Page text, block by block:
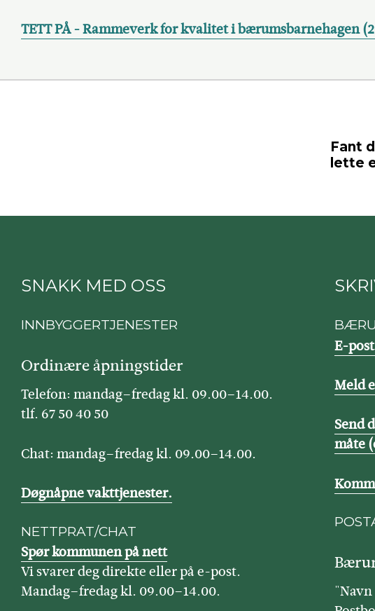
TETT PÅ - Rammeverk for kvalitet i bærumsbarnehagen
Fant
lette
SNAKK MED OSS
INNBYGGERTJENESTER
Ordinære åpningstider
Telefon: mandag–fredag kl. 09.00–14.00.
tlf. 67 50 40 50
Chat: mandag–fredag kl. 09.00–14.00.
Døgnåpne vakttjenester.
NETTPRAT/CHAT
Spør kommunen på nett
Vi svarer deg direkte eller på e-post.
Mandag–fredag kl. 09.00–14.00.
E-
Meld
Send
måte